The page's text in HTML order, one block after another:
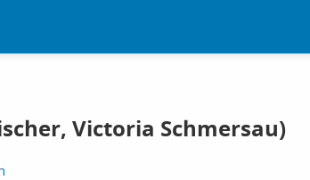
Victoria Schmersau)